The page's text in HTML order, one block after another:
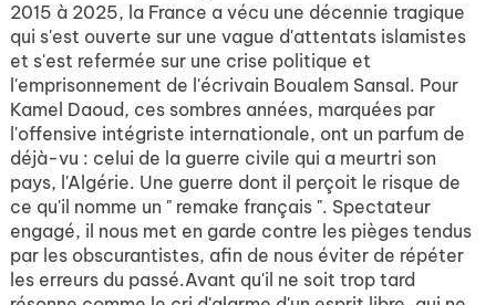
2015 à 2025, la France a vécu une décennie tragique
qui s'est ouverte sur une vague d'attentats islamistes
et s'est refermée sur une crise politique et
l'emprisonnement de l'écrivain Boualem Sansal. Pour
Kamel Daoud, ces sombres années, marquées par
l'offensive intégriste internationale, ont un parfum de
déjà-vu : celui de la guerre civile qui a meurtri son
pays, l'Algérie. Une guerre dont il perçoit le risque de
ce qu'il nomme un " remake français ". Spectateur
engagé, il nous met en garde contre les pièges tendus
par les obscurantistes, afin de nous éviter de répéter
les erreurs du passé.Avant qu'il ne soit trop tard